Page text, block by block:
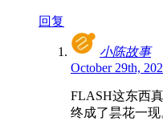
回复
小陈故事
October 29th,
FLASH这东西
终成了昙花一现